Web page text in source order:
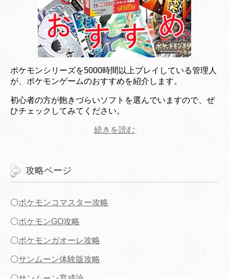
ポケモンシリーズを5000時間以上プレイしている管理人
が、ポケモンゲームのおすすめを紹介します。
初心者の方が飽きづらいソフトを選んでいますので、ぜ
ひチェックしてみてください。
続きを読む
攻略ページ
〇ポケモンコマスター攻略
〇ポケモンGO攻略
〇ポケモンガオーレ攻略
〇サンムーン体験版攻略